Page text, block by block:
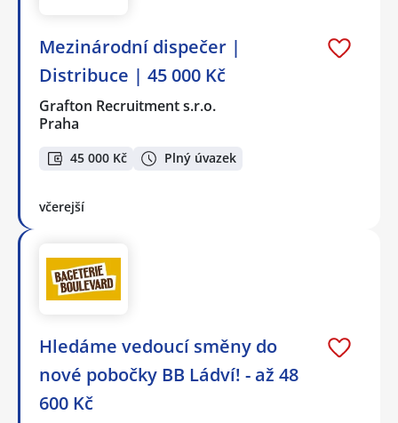
Mezinárodní dispečer |
Distribuce | 45 000 Kč
Grafton Recruitment s.r.o.
Praha
45 000 Kč Plný úvazek
včerejší
Hledáme vedoucí směny do
nové pobočky BB Ládví! - až 48
600 Kč